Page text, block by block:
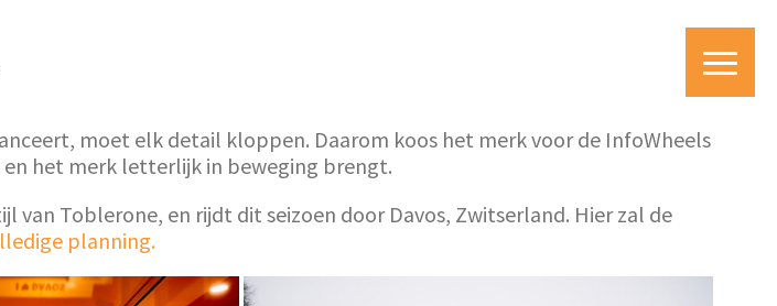
moet elk detail kloppen. Daarom koos het merk voor de InfoWheels
het merk letterlijk in beweging brengt.
van Toblerone, en rijdt dit seizoen door Davos, Zwitserland. Hier zal de
planning.